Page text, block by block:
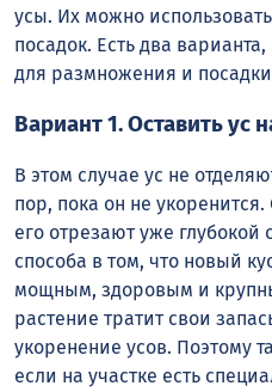
усы. Их можно
посадок. Есть два
для размножения и
Вариант 1. Оставить ус
В этом случае ус не
пор, пока он не
его отрезают уже глубокой
способа в том, что новый
мощным, здоровым и
растение тратит свои
укоренение усов. Поэтому
если на участке есть